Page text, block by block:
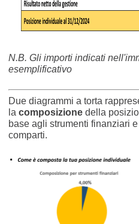
N.B. Gli importi indicati
esemplificativo
Due diagrammi a torta
la composizione della
base agli strumenti finanziari
comparti.